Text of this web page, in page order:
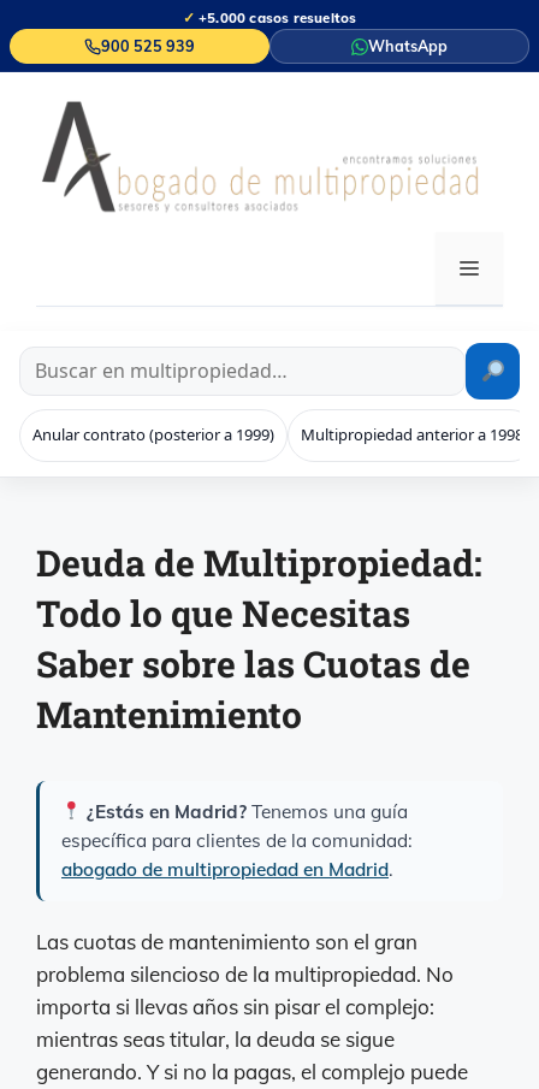
al
contenido
✓ +5.000 casos resueltos
900 525 939 WhatsApp
MENÚ
Anular contrato (posterior a 1999) Multipropiedad anterior a 1998
Deuda de Multipropiedad:
Todo lo que Necesitas
Saber sobre las Cuotas de
Mantenimiento
¿Estás en Madrid? Tenemos una guía
específica para clientes de la comunidad:
abogado de multipropiedad en Madrid.
Las cuotas de mantenimiento son el gran
problema silencioso de la multipropiedad. No
importa si llevas años sin pisar el complejo:
mientras seas titular, la deuda se sigue
generando. Y si no la pagas, el complejo puede